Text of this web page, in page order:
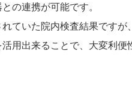
の連携が可能です。
ていた院内検査結果です
用出来ることで、大変利便